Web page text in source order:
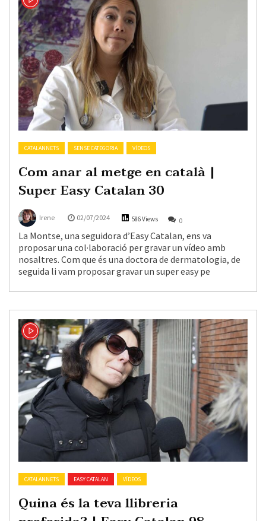
CATALANNETS SENSE CATEGORIA VÍDEOS
Com anar al metge en català |
Super Easy Catalan 30
Irene 02/07/2024 586 Views 0
La Montse, una seguidora d’Easy Catalan, ens va
proposar una col·laboració per gravar un vídeo amb
nosaltres. Com que és una doctora de dermatologia, de
seguida li vam proposar gravar un super easy pe
CATALANNETS EASY CATALAN VÍDEOS
Quina és la teva llibreria